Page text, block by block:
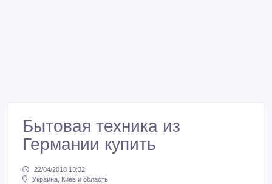
Бытовая техника из
Германии купить
22/04/2018 13:32
Украина, Киев и область